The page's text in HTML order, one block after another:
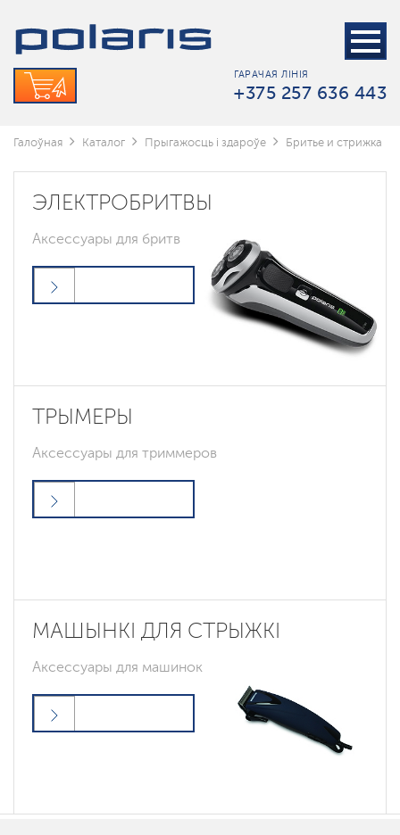
ГАРАЧАЯ ЛІНІЯ
+375 257 636 443
Галоўная Каталог Прыгажосць і здароўе Бритье и стрижка
ЭЛЕКТРОБРИТВЫ
Аксессуары для бритв
ТРЫМЕРЫ
Аксессуары для триммеров
МАШЫНКІ ДЛЯ СТРЫЖКІ
Аксессуары для машинок